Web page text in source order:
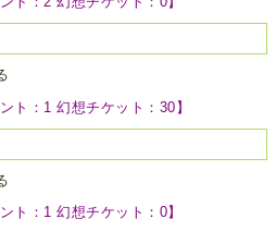
ト：1 幻想チケット：30】
ト：1 幻想チケット：0】